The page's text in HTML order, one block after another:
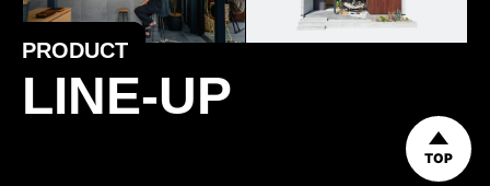
PRODUCT
LINE-UP
TOP